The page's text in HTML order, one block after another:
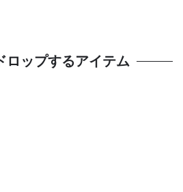
ロップするアイテム